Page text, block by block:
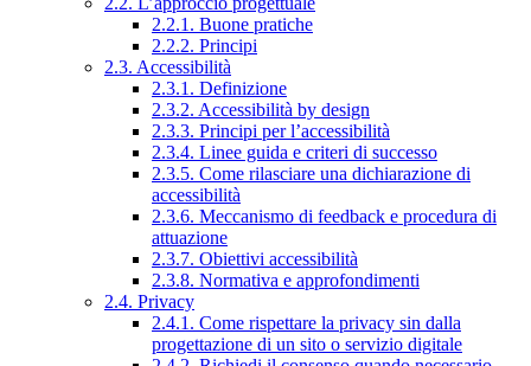
2.2.1. Buone pratiche
2.2.2. Principi
2.3. Accessibilità
2.3.1. Definizione
2.3.2. Accessibilità by design
2.3.3. Principi per l’accessibilità
2.3.4. Linee guida e criteri di successo
2.3.5. Come rilasciare una dichiarazione di
accessibilità
2.3.6. Meccanismo di feedback e procedura di
attuazione
2.3.7. Obiettivi accessibilità
2.3.8. Normativa e approfondimenti
2.4. Privacy
2.4.1. Come rispettare la privacy sin dalla
progettazione di un sito o servizio digitale